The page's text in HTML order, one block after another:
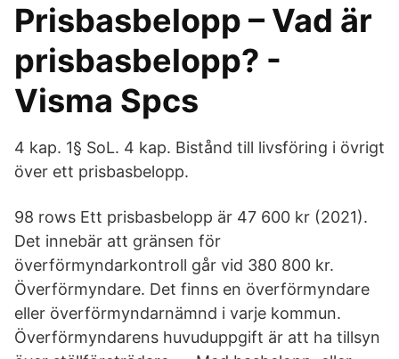
Prisbasbelopp – Vad är
prisbasbelopp? -
Visma Spcs
4 kap. 1§ SoL. 4 kap. Bistånd till livsföring i övrigt
över ett prisbasbelopp.
98 rows Ett prisbasbelopp är 47 600 kr (2021).
Det innebär att gränsen för
överförmyndarkontroll går vid 380 800 kr.
Överförmyndare. Det finns en överförmyndare
eller överförmyndarnämnd i varje kommun.
Överförmyndarens huvuduppgift är att ha tillsyn